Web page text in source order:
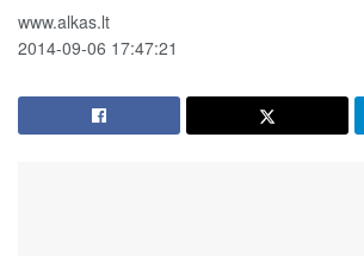
www.alkas.lt
2014-09-06 17:47:21